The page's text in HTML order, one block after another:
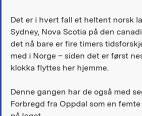
Det er i hvert fall et heltent norsk
Sydney, Nova Scotia på den
det nå bare er fire timers
med i Norge – siden det er først
klokka flyttes her hjemme.
Denne gangen har de også med
Forbregd fra Oppdal som en